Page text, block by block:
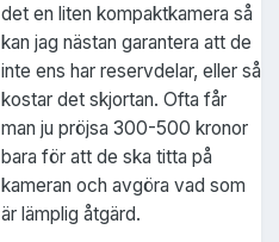
det en liten kompaktkamera så
kan jag nästan garantera att de
inte ens har reservdelar, eller så
kostar det skjortan. Ofta får
man ju pröjsa 300-500 kronor
bara för att de ska titta på
kameran och avgöra vad som
är lämplig åtgärd.